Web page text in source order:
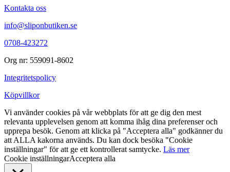
Kontakta oss
info@sliponbutiken.se
0708-423272
Org nr: 559091-8602
Integritetspolicy
Köpvillkor
Vi använder cookies på vår webbplats för att ge dig den mest
relevanta upplevelsen genom att komma ihåg dina preferenser och
upprepa besök. Genom att klicka på "Acceptera alla" godkänner du
att ALLA kakorna används. Du kan dock besöka "Cookie
inställningar" för att ge ett kontrollerat samtycke. Läs mer
Cookie inställningarAcceptera alla